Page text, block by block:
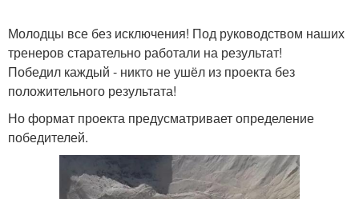
Молодцы все без исключения! Под руководством наших
тренеров старательно работали на результат!
Победил каждый - никто не ушёл из проекта без
положительного результата!
Но формат проекта предусматривает определение
победителей.